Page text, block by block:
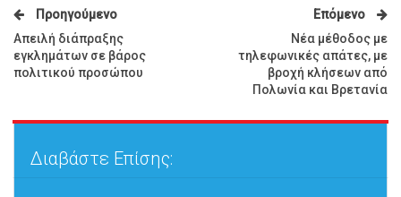
Προηγούμενο
Απειλή διάπραξης
εγκλημάτων σε βάρος
πολιτικού προσώπου
Επόμενο
Νέα μέθοδος με
τηλεφωνικές απάτες, με
βροχή κλήσεων από
Πολωνία και Βρετανία
Διαβάστε Επίσης: